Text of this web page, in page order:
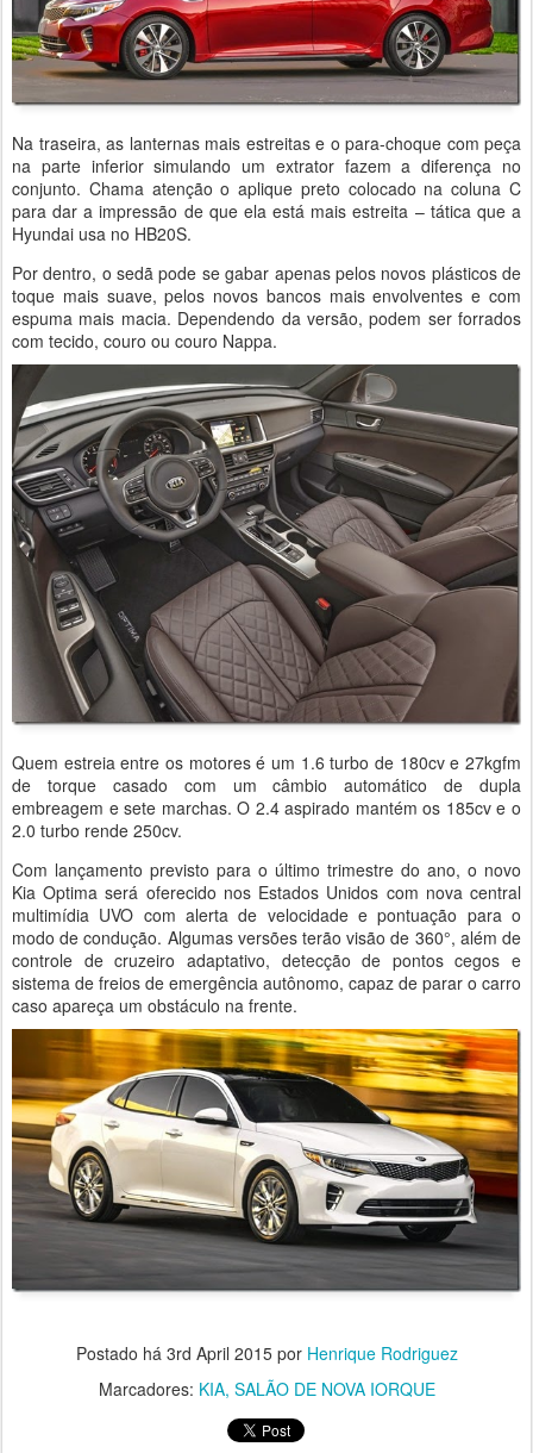
Na traseira, as lanternas mais estreitas e o para-choque com peça
na parte inferior simulando um extrator fazem a diferença no
conjunto. Chama atenção o aplique preto colocado na coluna C
para dar a impressão de que ela está mais estreita – tática que a
Hyundai usa no HB20S.
Por dentro, o sedã pode se gabar apenas pelos novos plásticos de
toque mais suave, pelos novos bancos mais envolventes e com
espuma mais macia. Dependendo da versão, podem ser forrados
com tecido, couro ou couro Nappa.
Quem estreia entre os motores é um 1.6 turbo de 180cv e 27kgfm
de torque casado com um câmbio automático de dupla
embreagem e sete marchas. O 2.4 aspirado mantém os 185cv e o
2.0 turbo rende 250cv.
Com lançamento previsto para o último trimestre do ano, o novo
Kia Optima será oferecido nos Estados Unidos com nova central
multimídia UVO com alerta de velocidade e pontuação para o
modo de condução. Algumas versões terão visão de 360°, além de
controle de cruzeiro adaptativo, detecção de pontos cegos e
sistema de freios de emergência autônomo, capaz de parar o carro
caso apareça um obstáculo na frente.
Postado há 3rd April 2015por Henrique Rodriguez
Marcadores: KIA SALÃO DE NOVA IORQUE